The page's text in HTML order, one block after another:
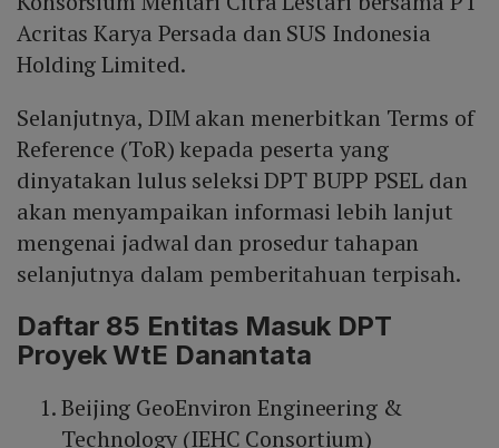
Acritas Karya Persada dan SUS Indonesia
Holding Limited.
Selanjutnya, DIM akan menerbitkan Terms of
Reference (ToR) kepada peserta yang
dinyatakan lulus seleksi DPT BUPP PSEL dan
akan menyampaikan informasi lebih lanjut
mengenai jadwal dan prosedur tahapan
selanjutnya dalam pemberitahuan terpisah.
Daftar 85 Entitas Masuk DPT
Proyek WtE Danantata
Beijing GeoEnviron Engineering &
Technology (IEHC Consortium)